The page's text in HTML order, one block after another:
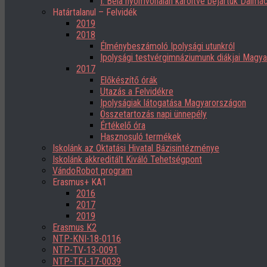
Határtalanul – Felvidék
2019
2018
Élménybeszámoló Ipolysági utunkról
Ipolysági testvérgimnáziumunk diákjai
2017
Előkészítő órák
Utazás a Felvidékre
Ipolyságiak látogatása Magyarországon
Összetartozás napi ünnepély
Értékelő óra
Hasznosuló termékek
Iskolánk az Oktatási Hivatal Bázisintézménye
Iskolánk akkreditált Kiváló Tehetségpont
VándoRobot program
Erasmus+ KA1
2016
2017
2019
Erasmus K2
NTP-KNI-18-0116
NTP-TV-13-0091
NTP-TFJ-17-0039